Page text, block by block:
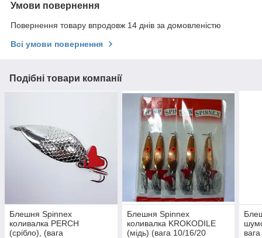
Умови повернення
Повернення товару впродовж 14 днів за домовленістю
Всі умови повернення
Подібні товари компанії
Блешня Spinnex
коливалка PERCH
(срібло), (вага
Блешня Spinnex
коливалка KROKODILE
(мідь) (вага 10/16/20